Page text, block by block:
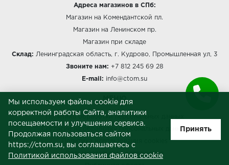
Адреса магазинов в СПб:
Магазин на Комендантской пл.
Магазин на Ленинском пр.
Магазин при складе
Склад: Ленинградская область, г. Кудрово, Промышленная ул, 3
Звоните нам: +7 812 245 69 28
E-mail: info@ctom.su
МЕНЮ
Политика обработки персональных данных
Согласие на обработку персональных данных
Пользовательское соглашение
Мы используем файлы cookie для
корректной работы Сайта, аналитики
посещаемости и улучшения сервиса.
Продолжая пользоваться сайтом
https://ctom.su, вы соглашаетесь с
Политикой использования файлов cookie
Принять